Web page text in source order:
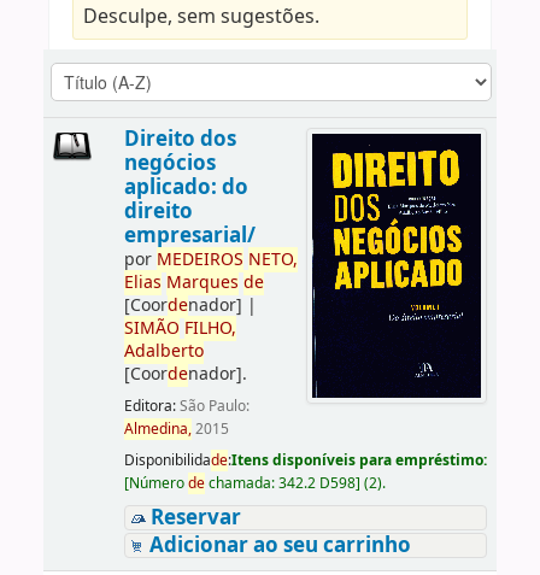
Desculpe, sem sugestões.
Direito dos
negócios
aplicado: do
direito
empresarial/
por MEDEIROS NETO,
Elias Marques de
[Coordenador] |
SIMÃO FILHO,
Adalberto
[Coordenador].
Editora:São Paulo:
Almedina,2015
Disponibilidade:Itens disponíveis para empréstimo:
[Númerodechamada:342.2 D598] (2).
Reservar
Adicionar ao seu carrinho